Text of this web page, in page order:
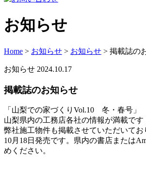
お知らせ
Home > お知らせ > お知らせ > 掲載誌の
お知らせ 2024.10.17
掲載誌のお知らせ
「山梨での家づくりVol.10 冬・春号」
山梨県内の工務店各社の情報が満載です
弊社施工物件も掲載させていただいてお
10月18日発売です。県内の書店または
めください。